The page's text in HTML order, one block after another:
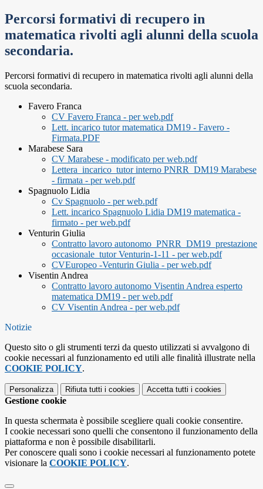
Percorsi formativi di recupero in
matematica rivolti agli alunni della scuola
secondaria.
Percorsi formativi di recupero in matematica rivolti agli alunni della
scuola secondaria.
Favero Franca
CV Favero Franca - per web.pdf
Lett. incarico tutor matematica DM19 - Favero -
Firmata.PDF
Marabese Sara
CV Marabese - modificato per web.pdf
Lettera_incarico_tutor interno PNRR_DM19 Marabese
- firmata - per web.pdf
Spagnuolo Lidia
Cv Spagnuolo - per web.pdf
Lett. incarico Spagnuolo Lidia DM19 matematica -
firmato - per web.pdf
Venturin Giulia
Contratto lavoro autonomo_PNRR_DM19_prestazione
occasionale_tutor Venturin-1-11 - per web.pdf
CVEuropeo -Venturin Giulia - per web.pdf
Visentin Andrea
Contratto lavoro autonomo Visentin Andrea esperto
matematica DM19 - per web.pdf
CV Visentin Andrea - per web.pdf
Notizie
Questo sito o gli strumenti terzi da questo utilizzati si avvalgono di
cookie necessari al funzionamento ed utili alle finalità illustrate nella
COOKIE POLICY.
Personalizza Rifiuta tutti i cookies Accetta tutti i cookies
Gestione cookie
In questa schermata è possibile scegliere quali cookie consentire.
I cookie necessari sono quelli che consentono il funzionamento della
piattaforma e non è possibile disabilitarli.
Per conoscere quali sono i cookie necessari al funzionamento potete
visionare la COOKIE POLICY.